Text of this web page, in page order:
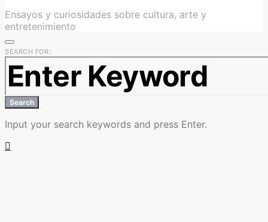
Ensayos y curiosidades sobre cultura, arte y
entretenimiento
SEARCH FOR:
Search
Input your search keywords and press Enter.